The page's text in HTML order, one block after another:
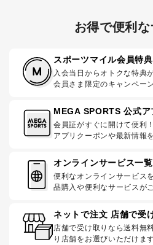
お得で便利
スポーツマイル会員特典
入会当日からオトクな特典
会員さま限定のキャンペー
MEGA SPORTS 公式ア
会員証がすぐに開けて便利！
アプリクーポンや最新情報
オンラインサービス一覧
便利なオンラインサービス
品購入や便利なサービスが
ネットで注文 店舗で受
店舗で受け取りなら送料無
り店舗をお選びいただけます